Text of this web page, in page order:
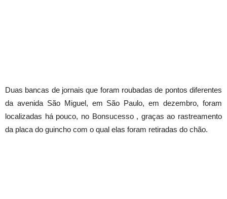
Duas bancas de jornais que foram roubadas de pontos diferentes
da avenida São Miguel, em São Paulo, em dezembro, foram
localizadas há pouco, no Bonsucesso , graças ao rastreamento
da placa do guincho com o qual elas foram retiradas do chão.